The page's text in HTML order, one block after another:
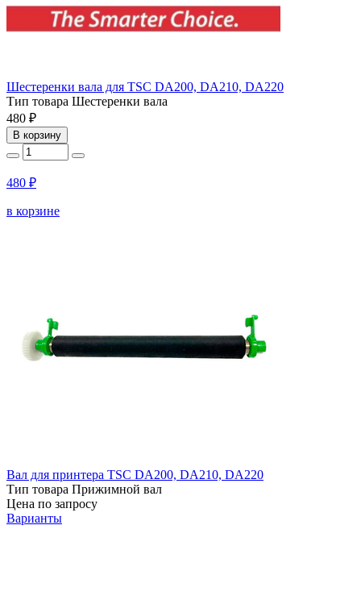
Шестеренки вала для TSC DA200, DA210, DA220
Тип товара Шестеренки вала
480 ₽
В корзину
480 ₽
в корзине
Вал для принтера TSC DA200, DA210, DA220
Тип товара Прижимной вал
Цена по запросу
Варианты